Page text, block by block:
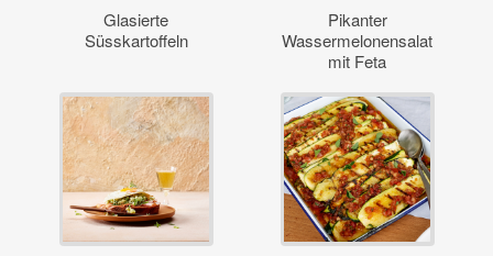
Glasierte
Süsskartoffeln
Pikanter
Wassermelonensalat
mit Feta